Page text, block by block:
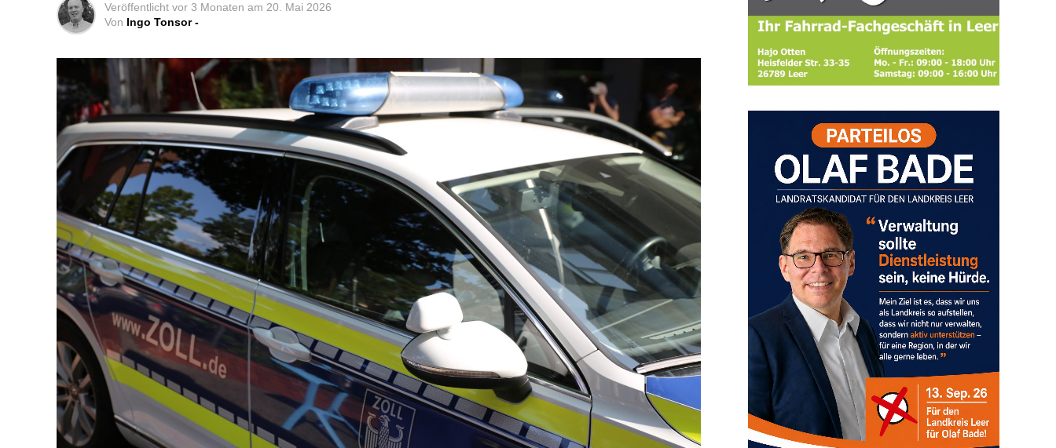
Veröffentlicht vor 3 Monaten am 20. Mai 2026
Von Ingo Tonsor -